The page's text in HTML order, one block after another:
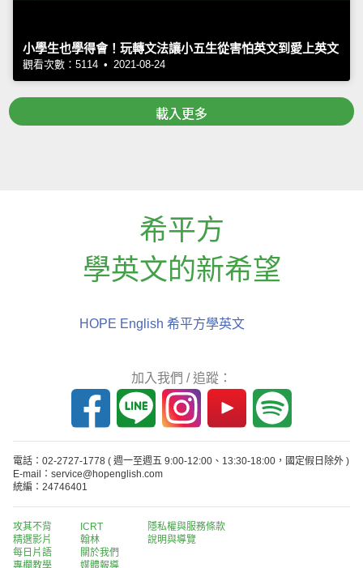
小學生也學得會！玩轉文法讓小五生從害怕英文到愛上英文
觀看次數：5114 • 2021-08-24
載入更多
希平方
學英文的新希望
HOPE English 希平方學英文
加入我們 / 追蹤：
電話：02-2727-1778 ( 週一至週五 9:00-12:00、13:30-18:00，國定假日除外 )
E-mail：service@hopenglish.com
統編：24746401
攻其不背
精選影片
每日片語
專欄教學
ICRT
翰林
關於我們
媒體報導
隱私權與服務條款
說明與導覽